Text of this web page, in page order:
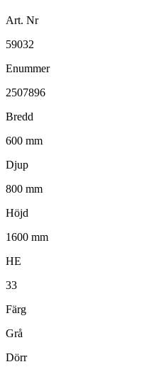
Art. Nr
59032
Enummer
2507896
Bredd
600 mm
Djup
800 mm
Höjd
1600 mm
HE
33
Färg
Grå
Dörr